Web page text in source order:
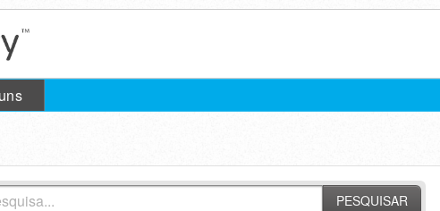
PESQUISAR